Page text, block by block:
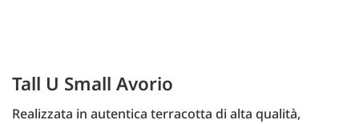
Tall U Small Avorio
Realizzata in autentica terracotta di alta qualità,